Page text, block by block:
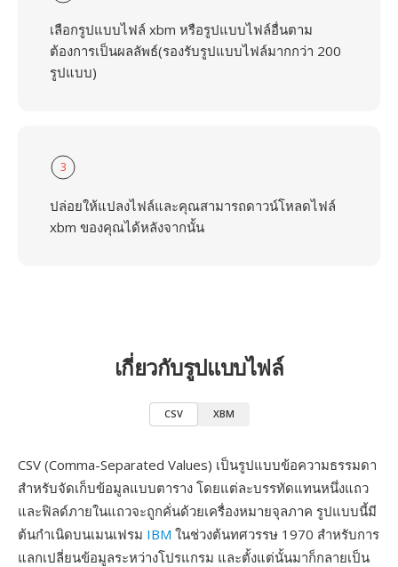
เลือกรูปแบบไฟล์ xbm หรือรูปแบบไฟล์อื่นตาม
ต้องการเป็นผลลัพธ์(รองรับรูปแบบไฟล์มากกว่า 200
รูปแบบ)
3
ปล่อยให้แปลงไฟล์และคุณสามารถดาวน์โหลดไฟล์
xbm ของคุณได้หลังจากนั้น
เกี่ยวกับรูปแบบไฟล์
CSV XBM
CSV (Comma-Separated Values) เป็นรูปแบบข้อความธรรมดา
สำหรับจัดเก็บข้อมูลแบบตาราง โดยแต่ละบรรทัดแทนหนึ่งแถว
และฟิลด์ภายในแถวจะถูกคั่นด้วยเครื่องหมายจุลภาค รูปแบบนี้มี
ต้นกำเนิดบนเมนเฟรม IBM ในช่วงต้นทศวรรษ 1970 สำหรับการ
แลกเปลี่ยนข้อมูลระหว่างโปรแกรม และตั้งแต่นั้นมาก็กลายเป็น